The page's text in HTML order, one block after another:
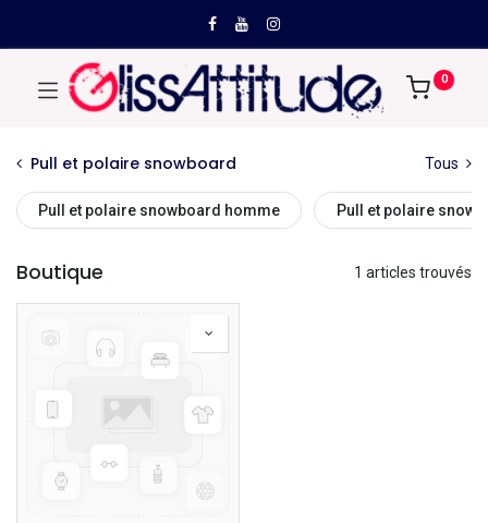
0
Pull et polaire snowboard Tous
Pull et polaire snowboard homme Pull et polaire
Boutique 1 articles trouvés